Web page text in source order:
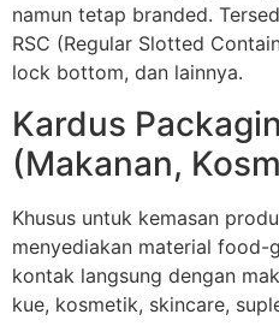
namun tetap branded.
RSC (Regular Slotted
lock bottom, dan lainnya.
Kardus
(Makanan,
Khusus untuk kemasan
menyediakan material food-
kontak langsung dengan
kue, kosmetik, skincare,